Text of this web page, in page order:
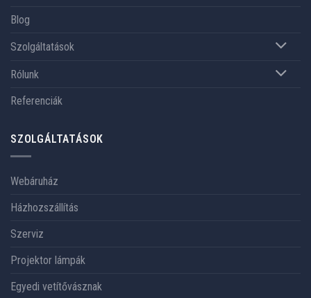
Blog
Szolgáltatások
Rólunk
Referenciák
SZOLGÁLTATÁSOK
Webáruház
Házhozszállítás
Szerviz
Projektor lámpák
Egyedi vetítővásznak